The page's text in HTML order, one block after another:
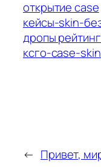
открытие case
кейсы-skin-
дропы
ксго-case-
← Привет,